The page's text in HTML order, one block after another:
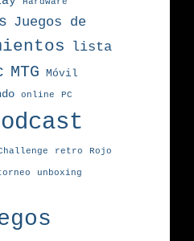
Juegos de
lista
MTG Móvil
online PC
retro Rojo
unboxing